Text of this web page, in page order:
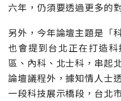
六年，仍須要透過更多的
另外，今年論壇主題是「
也會提到台北正在打造
區、內科、北士科，串起
論壇議程外，據知情人士
一段科技展示橋段，台北